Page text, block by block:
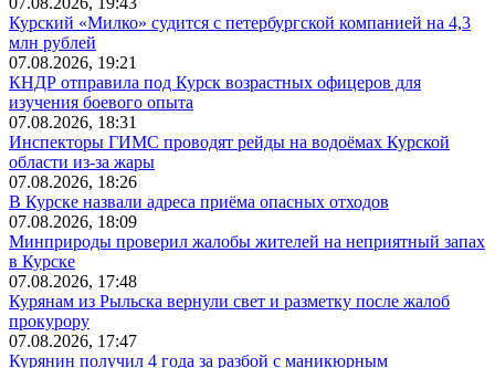
Курский «Милко» судится с петербургской компанией на 4,3
млн рублей
07.08.2026, 19:21
КНДР отправила под Курск возрастных офицеров для
изучения боевого опыта
07.08.2026, 18:31
Инспекторы ГИМС проводят рейды на водоёмах Курской
области из-за жары
07.08.2026, 18:26
В Курске назвали адреса приёма опасных отходов
07.08.2026, 18:09
Минприроды проверил жалобы жителей на неприятный запах
в Курске
07.08.2026, 17:48
Курянам из Рыльска вернули свет и разметку после жалоб
прокурору
07.08.2026, 17:47
Курянин получил 4 года за разбой с маникюрным